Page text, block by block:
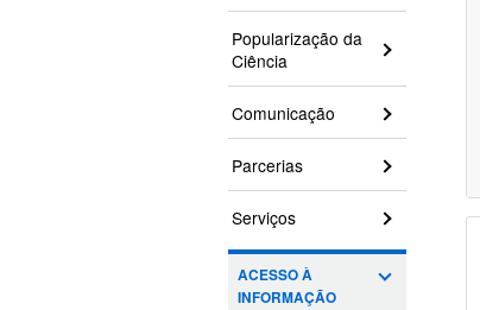
Popularização da
Ciência
Comunicação
Parcerias
Serviços
ACESSO À
INFORMAÇÃO